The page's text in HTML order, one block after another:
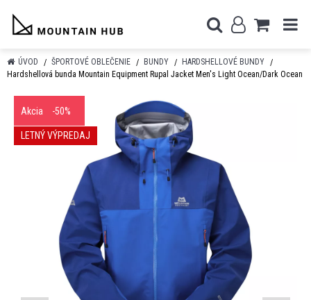
ÚVOD ŠPORTOVÉ OBLEČENIE BUNDY
HARDSHELLOVÉ BUNDY
Hardshellová bunda Mountain Equipment Rupal Jacket Men's Light Ocean/Dark Ocean
Akcia -50%
LETNÝ VÝPREDAJ